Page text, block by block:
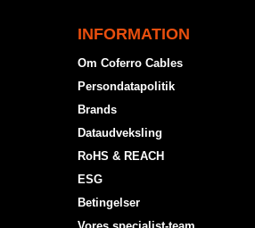
INFORMATION
Om Coferro Cables
Persondatapolitik
Brands
Dataudveksling
RoHS & REACH
ESG
Betingelser